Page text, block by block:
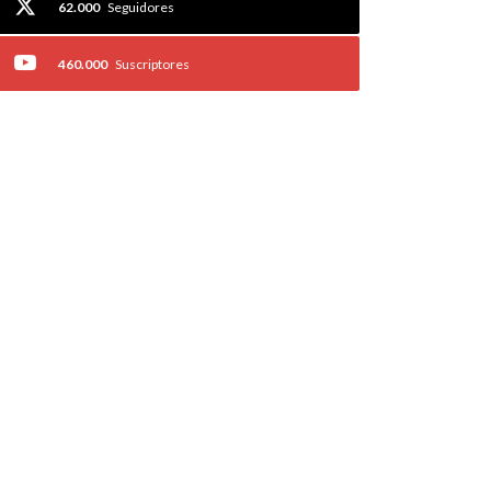
62.000 Seguidores
460.000 Suscriptores